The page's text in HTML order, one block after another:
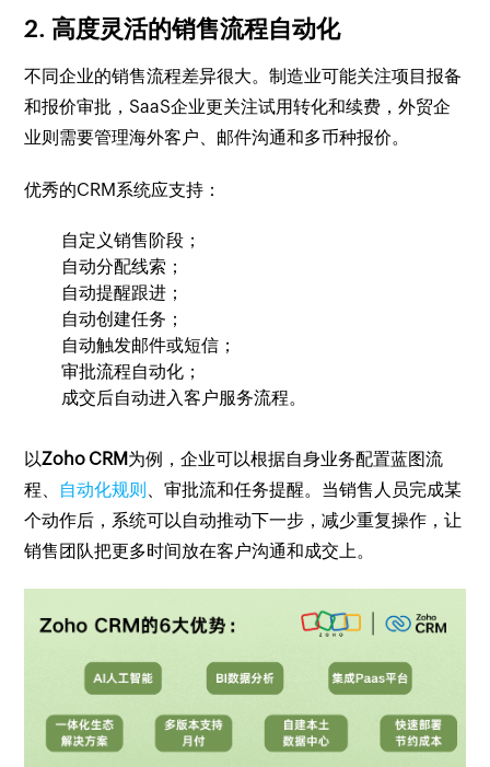
2. 高度灵活的销售流程自动化
不同企业的销售流程差异很大。制造业可能关注项目报备
和报价审批，SaaS企业更关注试用转化和续费，外贸企
业则需要管理海外客户、邮件沟通和多币种报价。
优秀的CRM系统应支持：
自定义销售阶段；
自动分配线索；
自动提醒跟进；
自动创建任务；
自动触发邮件或短信；
审批流程自动化；
成交后自动进入客户服务流程。
以Zoho CRM为例，企业可以根据自身业务配置蓝图流
程、 自动化规则 、审批流和任务提醒。当销售人员完成某
个动作后，系统可以自动推动下一步，减少重复操作，让
销售团队把更多时间放在客户沟通和成交上。